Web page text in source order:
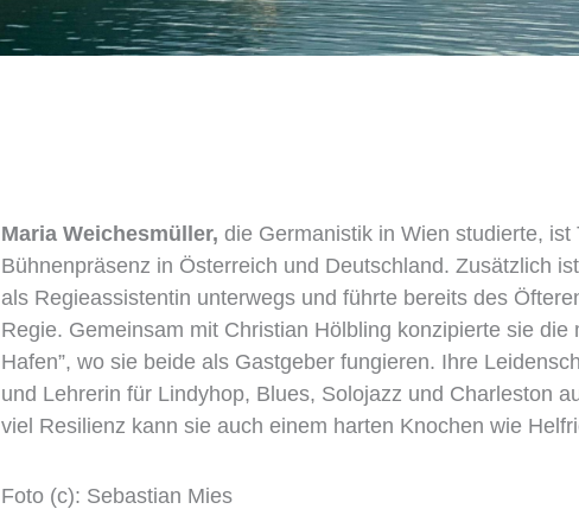
Maria Weichesmüller, die Germanistik in Wien studierte,
Bühnenpräsenz in Österreich und Deutschland. Zusätzlich
als Regieassistentin unterwegs und führte bereits des
Regie. Gemeinsam mit Christian Hölbling konzipierte sie die
Hafen”, wo sie beide als Gastgeber fungieren. Ihre
und Lehrerin für Lindyhop, Blues, Solojazz und Charleston
viel Resilienz kann sie auch einem harten Knochen wie
Foto (c): Sebastian Mies